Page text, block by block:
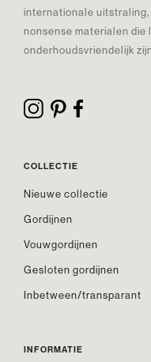
internationale
nonsense materialen die
onderhoudsvriendelijk
COLLECTIE
Nieuwe collectie
Gordijnen
Vouwgordijnen
Gesloten gordijnen
Inbetween/transparant
INFORMATIE